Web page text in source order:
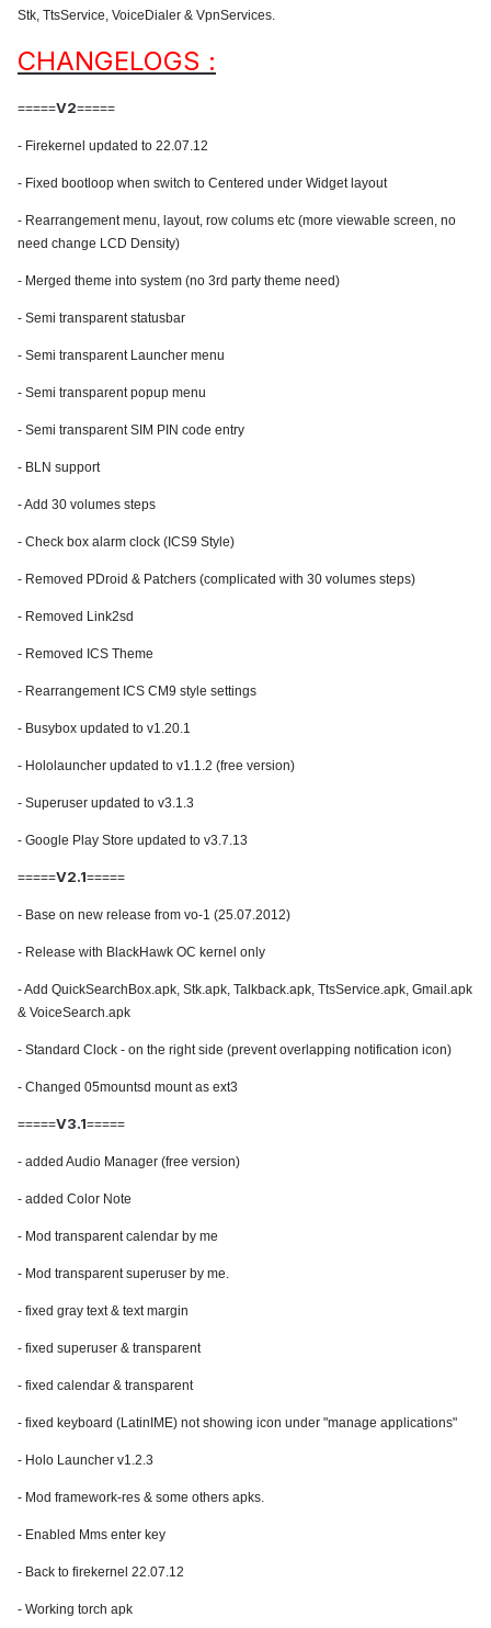
Stk, TtsService, VoiceDialer & VpnServices.
CHANGELOGS :
=====V2=====
- Firekernel updated to 22.07.12
- Fixed bootloop when switch to Centered under Widget layout
- Rearrangement menu, layout, row colums etc (more viewable screen, no
need change LCD Density)
- Merged theme into system (no 3rd party theme need)
- Semi transparent statusbar
- Semi transparent Launcher menu
- Semi transparent popup menu
- Semi transparent SIM PIN code entry
- BLN support
- Add 30 volumes steps
- Check box alarm clock (ICS9 Style)
- Removed PDroid & Patchers (complicated with 30 volumes steps)
- Removed Link2sd
- Removed ICS Theme
- Rearrangement ICS CM9 style settings
- Busybox updated to v1.20.1
- Hololauncher updated to v1.1.2 (free version)
- Superuser updated to v3.1.3
- Google Play Store updated to v3.7.13
=====V2.1=====
- Base on new release from vo-1 (25.07.2012)
- Release with BlackHawk OC kernel only
- Add QuickSearchBox.apk, Stk.apk, Talkback.apk, TtsService.apk, Gmail.apk
& VoiceSearch.apk
- Standard Clock - on the right side (prevent overlapping notification icon)
- Changed 05mountsd mount as ext3
=====V3.1=====
- added Audio Manager (free version)
- added Color Note
- Mod transparent calendar by me
- Mod transparent superuser by me.
- fixed gray text & text margin
- fixed superuser & transparent
- fixed calendar & transparent
- fixed keyboard (LatinIME) not showing icon under "manage applications"
- Holo Launcher v1.2.3
- Mod framework-res & some others apks.
- Enabled Mms enter key
- Back to firekernel 22.07.12
- Working torch apk